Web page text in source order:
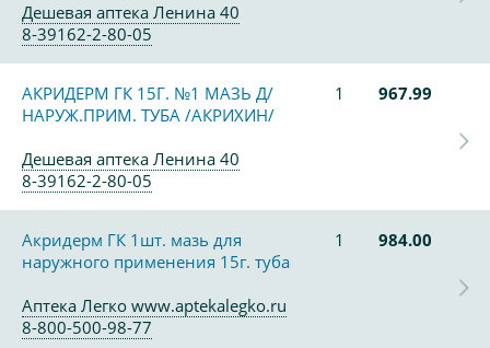
Дешевая аптека Ленина 40
8-39162-2-80-05
АКРИДЕРМ ГК 15Г. №1 МАЗЬ Д/
НАРУЖ.ПРИМ. ТУБА /АКРИХИН/
1 967.99
Дешевая аптека Ленина 40
8-39162-2-80-05
Акридерм ГК 1шт. мазь для
наружного применения 15г. туба
1 984.00
Аптека Легко www.aptekalegko.ru
8-800-500-98-77